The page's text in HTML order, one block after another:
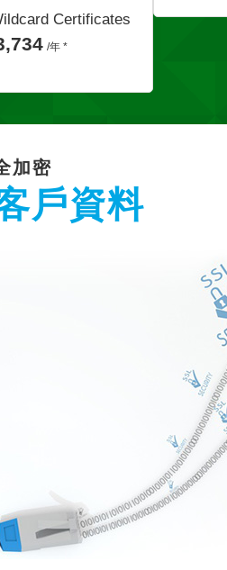
Certificates
/年 *
加密
戶資料